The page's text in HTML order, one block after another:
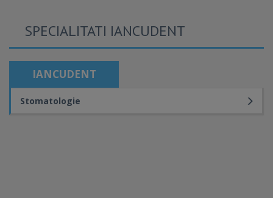
SPECIALITATI IANCUDENT
IANCUDENT
Stomatologie